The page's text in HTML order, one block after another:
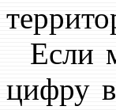
Если
цифру